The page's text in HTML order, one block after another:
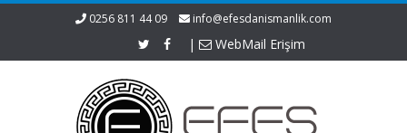
0256 811 44 09 info@efesdanismanlik.com
| WebMail Erişim